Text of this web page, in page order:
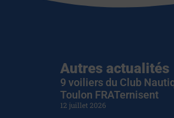
Autres actualités
9 voiliers du Club
Toulon FRATernisent
12 juillet 2026